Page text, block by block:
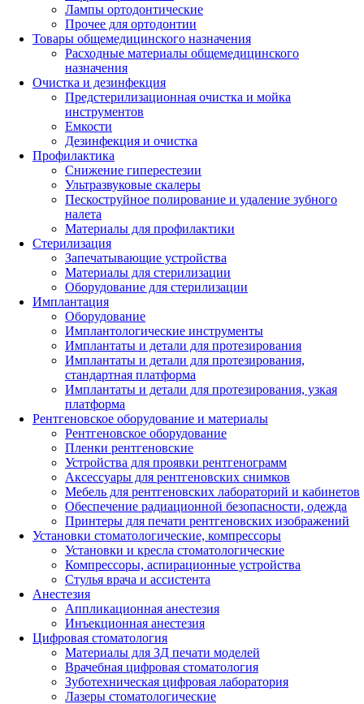
Лампы ортодонтические
Прочее для ортодонтии
Товары общемедицинского назначения
Расходные материалы общемедицинского
назначения
Очистка и дезинфекция
Предстерилизационная очистка и мойка
инструментов
Емкости
Дезинфекция и очистка
Профилактика
Снижение гиперестезии
Ультразвуковые скалеры
Пескоструйное полирование и удаление зубного
налета
Материалы для профилактики
Стерилизация
Запечатывающие устройства
Материалы для стерилизации
Оборудование для стерилизации
Имплантация
Оборудование
Имплантологические инструменты
Имплантаты и детали для протезирования
Имплантаты и детали для протезирования,
стандартная платформа
Имплантаты и детали для протезирования, узкая
платформа
Рентгеновское оборудование и материалы
Рентгеновское оборудование
Пленки рентгеновские
Устройства для проявки рентгенограмм
Аксессуары для рентгеновских снимков
Мебель для рентгеновских лабораторий и кабинетов
Обеспечение радиационной безопасности, одежда
Принтеры для печати рентгеновских изображений
Установки стоматологические, компрессоры
Установки и кресла стоматологические
Компрессоры, аспирационные устройства
Стулья врача и ассистента
Анестезия
Аппликационная анестезия
Инъекционная анестезия
Цифровая стоматология
Материалы для 3Д печати моделей
Врачебная цифровая стоматология
Зуботехническая цифровая лаборатория
Лазеры стоматологические